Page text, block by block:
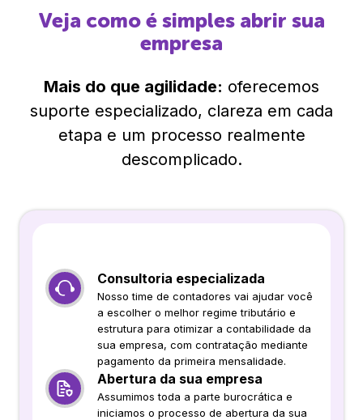
Veja como é simples abrir sua
empresa
Mais do que agilidade: oferecemos
suporte especializado, clareza em cada
etapa e um processo realmente
descomplicado.
Consultoria especializada
Nosso time de contadores vai ajudar você
a escolher o melhor regime tributário e
estrutura para otimizar a contabilidade da
sua empresa, com contratação mediante
pagamento da primeira mensalidade.
Abertura da sua empresa
Assumimos toda a parte burocrática e
iniciamos o processo de abertura da sua